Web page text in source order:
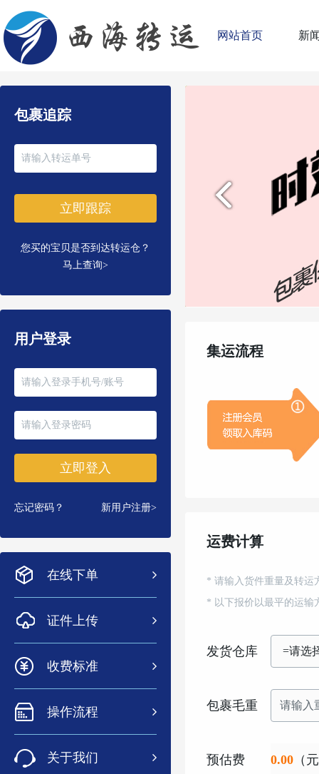
网站首页 新
包裹追踪
立即跟踪
您买的宝贝是否到达转运仓？
马上查询>
用户登录
忘记密码？ 新用户注册>
在线下单
证件上传
收费标准
操作流程
关于我们
集运流程
运费计算
* 请输入货件重量及转运
* 以下报价以最平的运输
发货仓库
包裹毛重
预估费 0.00 （